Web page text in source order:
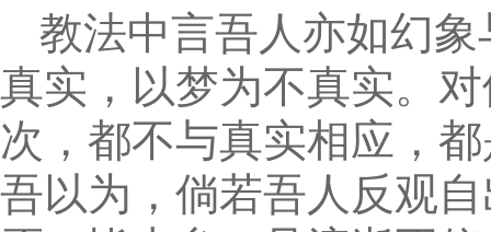
教法中言吾人亦如幻
真实，以梦为不真实。
次，都不与真实相应，
吾以为，倘若吾人反观